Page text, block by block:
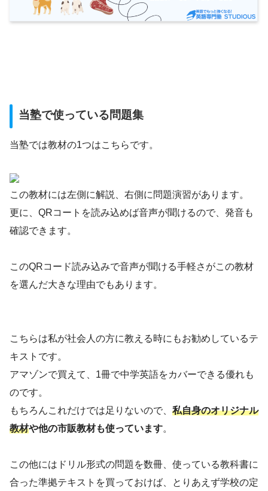
当塾で使っている問題集
当塾では教材の1つはこちらです。
この教材には左側に解説、右側に問題演習があります。
更に、QRコートを読み込めば音声が聞けるので、発音も
確認できます。
このQRコード読み込みで音声が聞ける手軽さがこの教材
を選んだ大きな理由でもあります。
こちらは私が社会人の方に教える時にもお勧めしているテ
キストです。
アマゾンで買えて、1冊で中学英語をカバーできる優れも
のです。
もちろんこれだけでは足りないので、 私自身のオリジナル
教材や他の市販教材も使っています。
この他にはドリル形式の問題を数冊、使っている教科書に
合った準拠テキストを買っておけば、とりあえず学校の定